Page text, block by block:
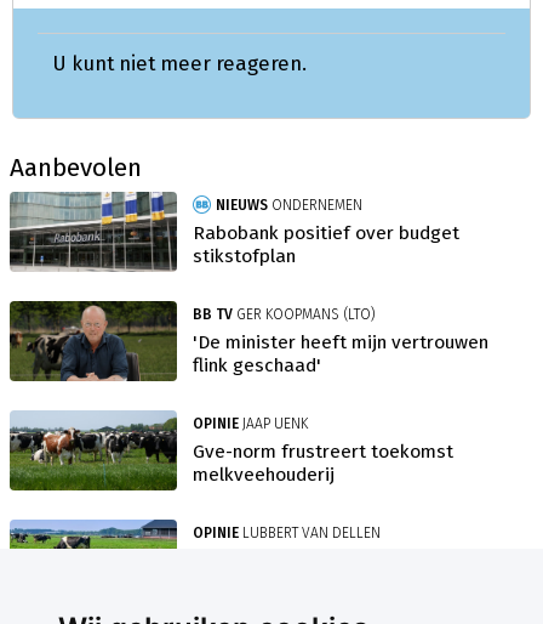
U kunt niet meer reageren.
Aanbevolen
NIEUWS ONDERNEMEN
Rabobank positief over budget
stikstofplan
BB TV GER KOOPMANS (LTO)
'De minister heeft mijn vertrouwen
flink geschaad'
OPINIE JAAP UENK
Gve-norm frustreert toekomst
melkveehouderij
OPINIE LUBBERT VAN DELLEN